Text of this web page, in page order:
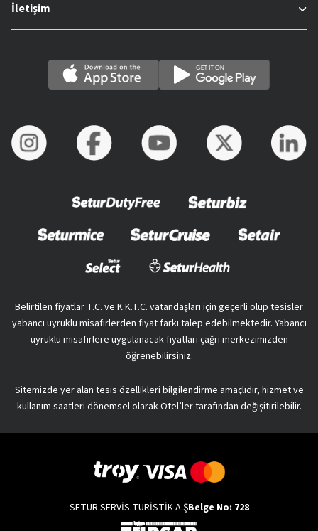
İletişim
Belirtilen fiyatlar T.C. ve K.K.T.C. vatandaşları için geçerli olup tesisler
yabancı uyruklu misafirlerden fiyat farkı talep edebilmektedir. Yabancı
uyruklu misafirlere uygulanacak fiyatları çağrı merkezimizden
öğrenebilirsiniz.
Sitemizde yer alan tesis özellikleri bilgilendirme amaçlıdır, hizmet ve
kullanım saatleri dönemsel olarak Otel’ler tarafından değişitirilebilir.
SETUR SERVİS TURİSTİK A.ŞBelge No: 728